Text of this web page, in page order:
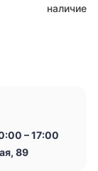
наличие
– 17:00
89